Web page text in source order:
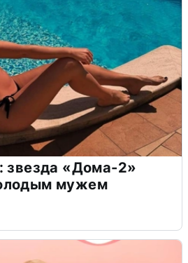
звезда «Дома-2»
мужем